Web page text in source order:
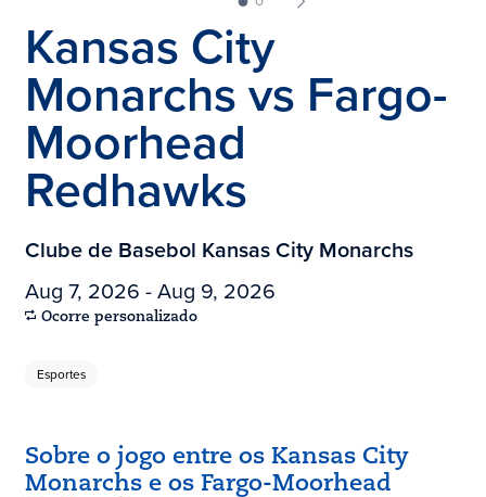
Kansas City
Monarchs vs Fargo-
Moorhead
Redhawks
Clube de Basebol Kansas City Monarchs
Aug 7, 2026 - Aug 9, 2026
Ocorre personalizado
Esportes
Sobre o jogo entre os Kansas City
Monarchs e os Fargo-Moorhead